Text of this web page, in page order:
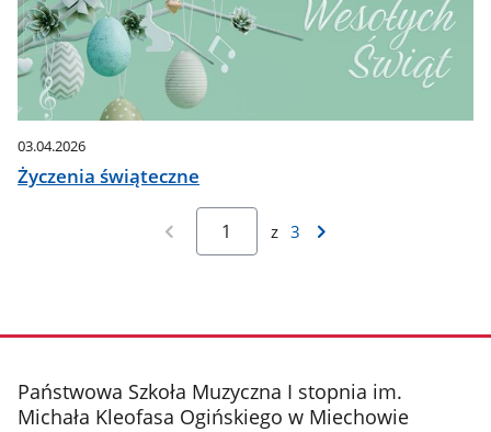
03.04.2026
Życzenia świąteczne
z 3
stopka
Państwowa Szkoła Muzyczna I stopnia im.
Michała Kleofasa Ogińskiego w Miechowie